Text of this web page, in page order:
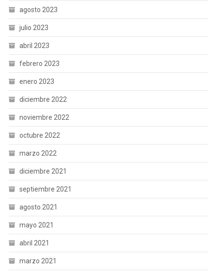
agosto 2023
julio 2023
abril 2023
febrero 2023
enero 2023
diciembre 2022
noviembre 2022
octubre 2022
marzo 2022
diciembre 2021
septiembre 2021
agosto 2021
mayo 2021
abril 2021
marzo 2021